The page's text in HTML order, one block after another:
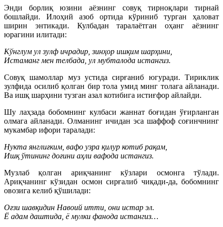
Энди борлиқ юзини аёзнинг совуқ тирноқлари тирнай
бошлайди. Илоҳий азоб ортида кўриниб турган ҳаловат
ширин энтикади. Кулбадан таралаётган оҳанг аёзнинг
юрагини илитади:
Кўнглум ул зулф ичрадир, зинҳор ишқим шарҳини,
Истаманг мен телбада, ул мубталода истангиз.
Совуқ шамоллар муз устида сирғаниб югуради. Тириклик
зулфида осилиб қолган бир тола умид минг толага айланади.
Ва ишқ шарҳини тузган азал котибига истиғфор айлайди.
Шу лаҳзада бобомнинг кулбаси жаннат боғидан ўғирланган
олмага айланади. Олманинг ичидан эса шаффоф соғинчнинг
мукамбар ифори таралади:
Нукта янглиғким, вафо узра қилур котиб рақам,
Ишқ ўтининг доғини аҳли вафода истангиз.
Музлаб қолган ариқчанинг кўзлари осмонга тўлади.
Ариқчанинг кўзидан осмон сирғалиб чиқади-да, бобомнинг
овозига келиб қўшилади:
Оғзи шавқидин Навоий итти, они истар эл.
Ё адам даштида, ё мулки фанода истангиз…